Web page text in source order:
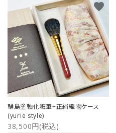
輪島塗軸化粧筆+正絹織物ケース
(yurie style)
38,500円(税込)
favorite